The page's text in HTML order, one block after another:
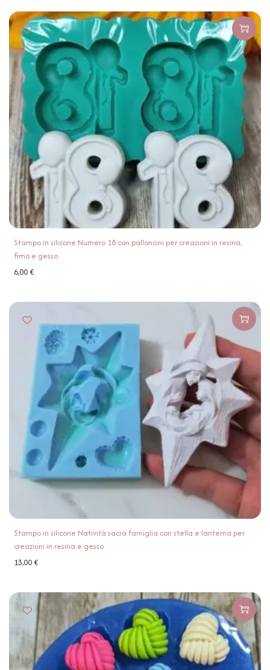
Stampo in silicone Numero 18 con palloncini per creazioni in resina,
fimo e gesso
6,00€
Stampo in silicone Natività sacra famiglia con stella e lanterna per
creazioni in resina e gesso
13,00€